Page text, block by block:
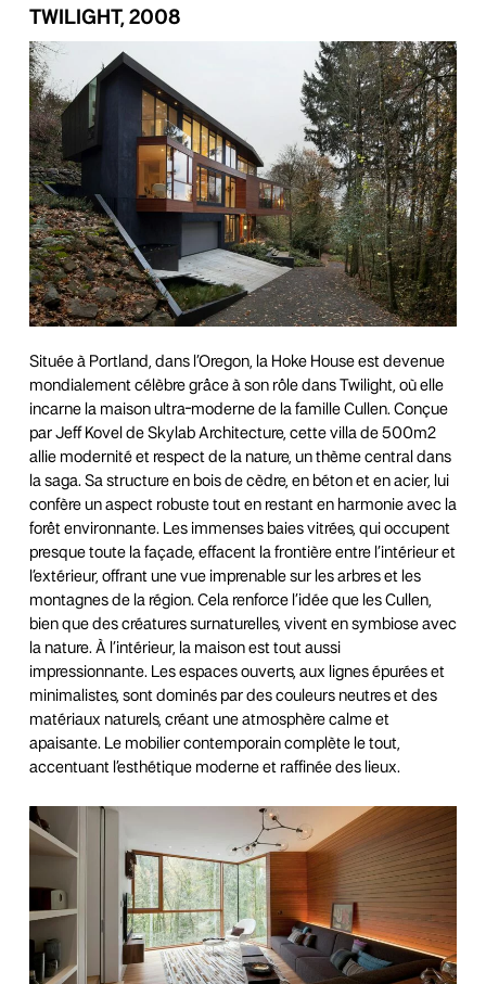
TWILIGHT, 2008
Située à Portland, dans l’Oregon, la Hoke House est devenue
mondialement célèbre grâce à son rôle dans Twilight, où elle
incarne la maison ultra-moderne de la famille Cullen. Conçue
par Jeff Kovel de Skylab Architecture, cette villa de 500m2
allie modernité et respect de la nature, un thème central dans
la saga. Sa structure en bois de cèdre, en béton et en acier, lui
confère un aspect robuste tout en restant en harmonie avec la
forêt environnante. Les immenses baies vitrées, qui occupent
presque toute la façade, effacent la frontière entre l’intérieur et
l’extérieur, offrant une vue imprenable sur les arbres et les
montagnes de la région. Cela renforce l’idée que les Cullen,
bien que des créatures surnaturelles, vivent en symbiose avec
la nature. À l’intérieur, la maison est tout aussi
impressionnante. Les espaces ouverts, aux lignes épurées et
minimalistes, sont dominés par des couleurs neutres et des
matériaux naturels, créant une atmosphère calme et
apaisante. Le mobilier contemporain complète le tout,
accentuant l’esthétique moderne et raffinée des lieux.